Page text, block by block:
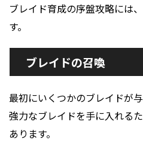
ブレイド育成の序盤攻略には
す。
ブレイドの召喚
最初にいくつかのブレイドが
強力なブレイドを手に入れる
あります。